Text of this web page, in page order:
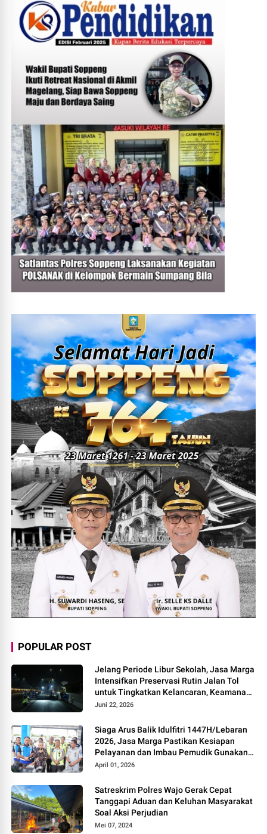
POPULAR POST
Jelang Periode Libur Sekolah, Jasa Marga
Intensifkan Preservasi Rutin Jalan Tol
untuk Tingkatkan Kelancaran, Keamanan
dan Kenyamanan Perjalanan
Juni 22, 2026
Siaga Arus Balik Idulfitri 1447H/Lebaran
2026, Jasa Marga Pastikan Kesiapan
Pelayanan dan Imbau Pemudik Gunakan
Rest Area Alternatif
April 01, 2026
Satreskrim Polres Wajo Gerak Cepat
Tanggapi Aduan dan Keluhan Masyarakat
Soal Aksi Perjudian
Mei 07, 2024